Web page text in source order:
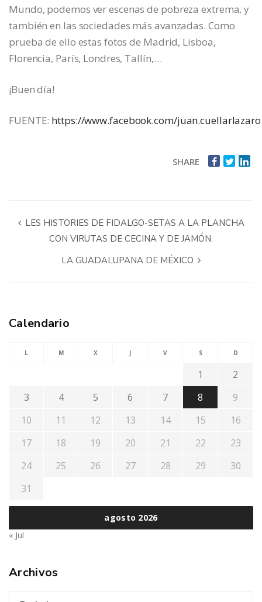
Mundo, podemos ver escenas de pobreza extrema, y
también en las sociedades más avanzadas. Como
prueba de ello estas fotos de Madrid, Lisboa,
Florencia, París, Londres, Tallín,…
¡Buen día!
FUENTE: https://www.facebook.com/juan.cuellarlazaro
SHARE
LES HISTORIES DE FIDALGO-SETAS A LA PLANCHA
CON VIRUTAS DE CECINA Y DE JAMÓN.
LA GUADALUPANA DE MÉXICO
Calendario
agosto 2026
L M X J V S D
1
2
3
4 5 6 7 8
9
10
11 12 13 14 15
16
17
18 19 20 21 22
23
24
25 26 27 28 29
30
31
« Jul
Archivos